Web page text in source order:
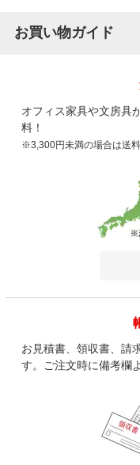
お買い物ガイド
オフィス家具や文房具
料！
※3,300円未満の場合は送料
お見積書、領収書、請
す。ご注文時に備考欄